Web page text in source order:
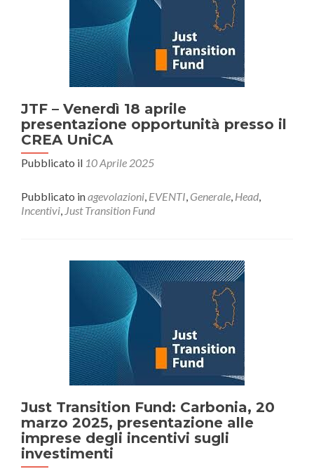
digitale
JTF – Venerdì 18 aprile
presentazione opportunità presso il
CREA UniCA
Pubblicato il 10 Aprile 2025
Pubblicato inagevolazioni, EVENTI, Generale, Head,
Incentivi, Just Transition Fund
Just Transition Fund: Carbonia, 20
marzo 2025, presentazione alle
imprese degli incentivi sugli
investimenti